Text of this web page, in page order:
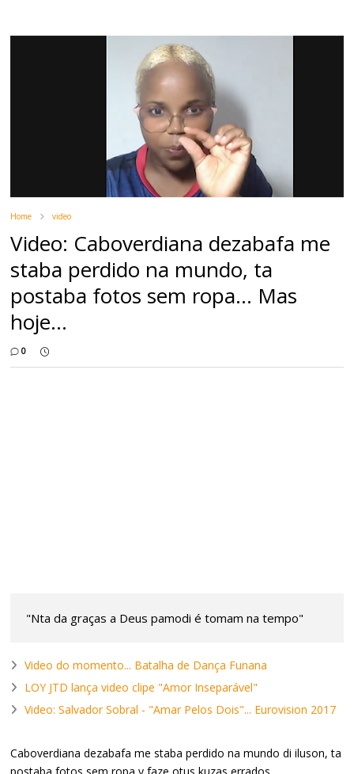
Home video
Video: Caboverdiana dezabafa me
staba perdido na mundo, ta
postaba fotos sem ropa… Mas
hoje...
0
"Nta da graças a Deus pamodi é tomam na tempo"
Video do momento... Batalha de Dança Funana
LOY JTD lança video clipe "Amor Inseparável"
Video: Salvador Sobral - "Amar Pelos Dois"... Eurovision 2017
Caboverdiana dezabafa me staba perdido na mundo di iluson, ta